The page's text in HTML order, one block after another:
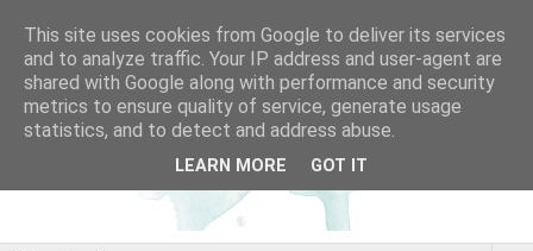
This site uses cookies from Google to deliver its services
and to analyze traffic. Your IP address and user-agent are
shared with Google along with performance and security
metrics to ensure quality of service, generate usage
statistics, and to detect and address abuse.
LEARN MORE GOT IT